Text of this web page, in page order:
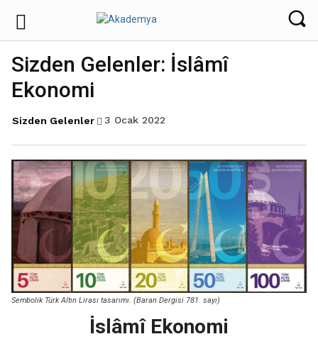
Sizden Gelenler: İslâmî
Ekonomi
Sizden Gelenler 3 Ocak 2022
Sembolik Türk Altın Lirası tasarımı. (Baran Dergisi 781. sayı)
İslâmî Ekonomi